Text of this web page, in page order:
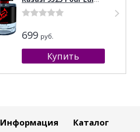
Rasasi 25 мл
699 руб.
Информация Каталог